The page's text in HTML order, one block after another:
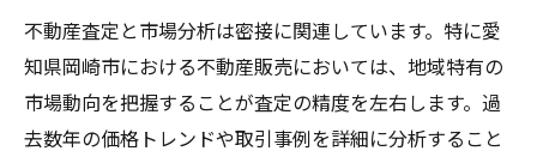
不動産査定と市場分析は密接に関連しています。特に愛
知県岡崎市における不動産販売においては、地域特有の
市場動向を把握することが査定の精度を左右します。過
去数年の価格トレンドや取引事例を詳細に分析すること